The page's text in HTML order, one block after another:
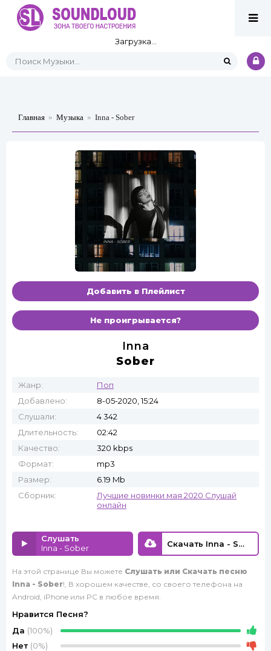
Загрузка...
Главная » Музыка » Inna - Sober
Добавить в Плейлист
Не проигрывается?
Inna
Sober
Жанр:
Поп
Добавлено:
8-05-2020, 15:24
Слушали:
4 342
Длительность:
02:42
Качество:
320 kbps
Формат:
mp3
Размер:
6.19 Mb
Сборник:
Лучшие новинки мая 2020 Слушай
онлайн
Слушать
Inna - Sober
Скачать Inna - Sober
На этой странице Вы можете Слушать или Скачать песню
Inna - Sober!, В хорошем качестве, со своего телефона на
Android, iPhone или PC в любое время.
Нравится Песня?
Да (100%)
Нет (0%)